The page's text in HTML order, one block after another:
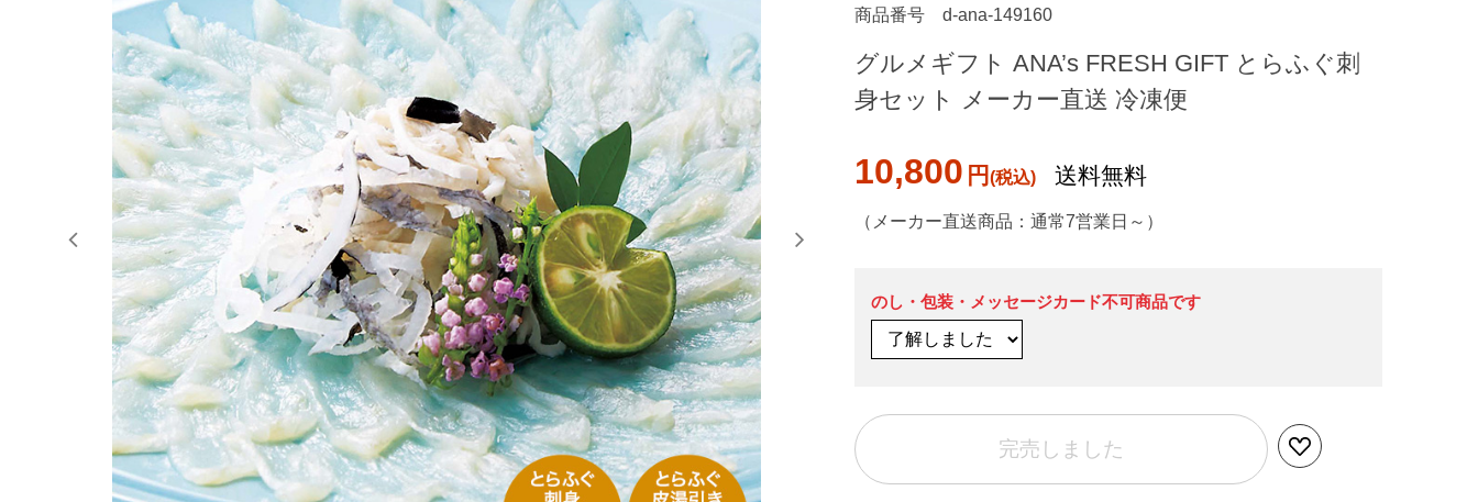
商品番号 d-ana-149160
グルメギフト ANA’s FRESH GIFT とらふぐ刺
身セット メーカー直送 冷凍便
10,800 円 送料無料
（メーカー直送商品：通常7営業日～）
のし・包装・メッセージカード不可商品です
完売しました